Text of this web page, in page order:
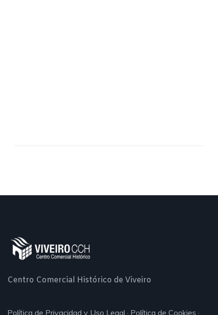
Centro Comercial Histórico de Viveiro
Política de Privacidad y Uso Legal · Política de Cookies ·